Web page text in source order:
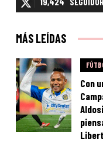
MÁS LEÍDAS
Con